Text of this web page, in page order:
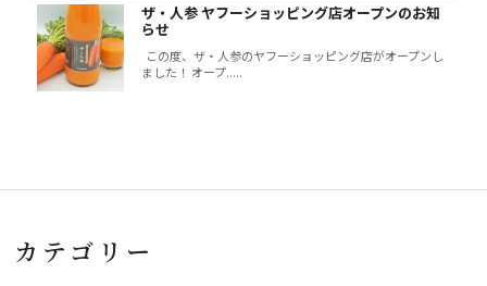
ザ・人参 ヤフーショッピング店オープンのお知
らせ
この度、ザ・人参のヤフーショッピング店がオープンし
ました！ オープ.....
カテゴリー